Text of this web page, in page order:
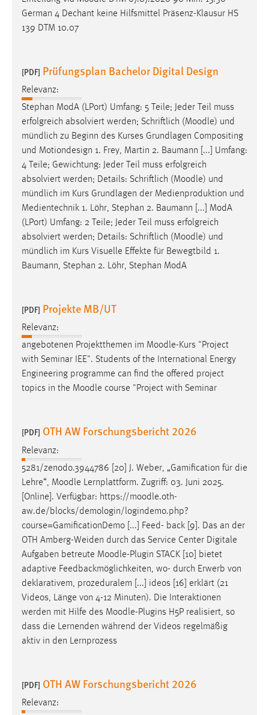
German 4 Dechant keine Hilfsmittel Präsenz-Klausur HS
139 DTM 10.07
[PDF] Prüfungsplan Bachelor Digital Design
Relevanz:
Stephan ModA (LPort) Umfang: 5 Teile; Jeder Teil muss
erfolgreich absolviert werden; Schriftlich (Moodle) und
mündlich zu Beginn des Kurses Grundlagen Compositing
und Motiondesign 1. Frey, Martin 2. Baumann [...] Umfang:
4 Teile; Gewichtung: Jeder Teil muss erfolgreich
absolviert werden; Details: Schriftlich (Moodle) und
mündlich im Kurs Grundlagen der Medienproduktion und
Medientechnik 1. Löhr, Stephan 2. Baumann [...] ModA
(LPort) Umfang: 2 Teile; Jeder Teil muss erfolgreich
absolviert werden; Details: Schriftlich (Moodle) und
mündlich im Kurs Visuelle Effekte für Bewegtbild 1.
Baumann, Stephan 2. Löhr, Stephan ModA
[PDF] Projekte MB/UT
Relevanz:
angebotenen Projektthemen im Moodle-Kurs "Project
with Seminar IEE". Students of the International Energy
Engineering programme can find the offered project
topics in the Moodle course "Project with Seminar
[PDF] OTH AW Forschungsbericht 2026
Relevanz:
5281/zenodo.3944786 [20] J. Weber, „Gamification für die
Lehre“, Moodle Lernplattform. Zugriff: 03. Juni 2025.
[Online]. Verfügbar: https://moodle.oth-
aw.de/blocks/demologin/logindemo.php?
course=GamificationDemo [...] Feed- back [9]. Das an der
OTH Amberg-Weiden durch das Service Center Digitale
Aufgaben betreute Moodle-Plugin STACK [10] bietet
adaptive Feedbackmöglichkeiten, wo- durch Erwerb von
deklarativem, prozeduralem [...] ideos [16] erklärt (21
Videos, Länge von 4-12 Minuten). Die Interaktionen
werden mit Hilfe des Moodle-Plugins H5P realisiert, so
dass die Lernenden während der Videos regelmäßig
aktiv in den Lernprozess
[PDF] OTH AW Forschungsbericht 2026
Relevanz:
EXTERNE MEDIEN
Um Inhalte von Videoplattformen und Social Media
YouTube
Vimeo